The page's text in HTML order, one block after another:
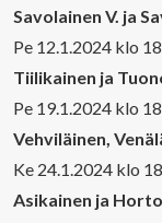
Savolainen V. ja
Pe 12.1.2024 klo
Tiilikainen ja
Pe 19.1.2024 klo
Vehviläinen,
Ke 24.1.2024 klo
Asikainen ja Horto